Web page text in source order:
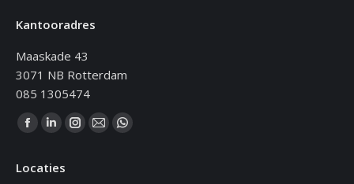
Kantooradres
Maaskade 43
3071 NB Rotterdam
085 1305474
Vind ons op:
Facebook
opens
Linkedin
opens
Instagram
MailWhatsApp
Locaties